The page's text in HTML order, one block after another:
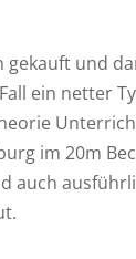
gekauft und
ein netter
im 20m
auch